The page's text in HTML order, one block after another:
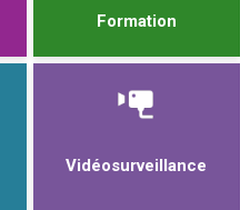
Formation
Vidéosurveillance